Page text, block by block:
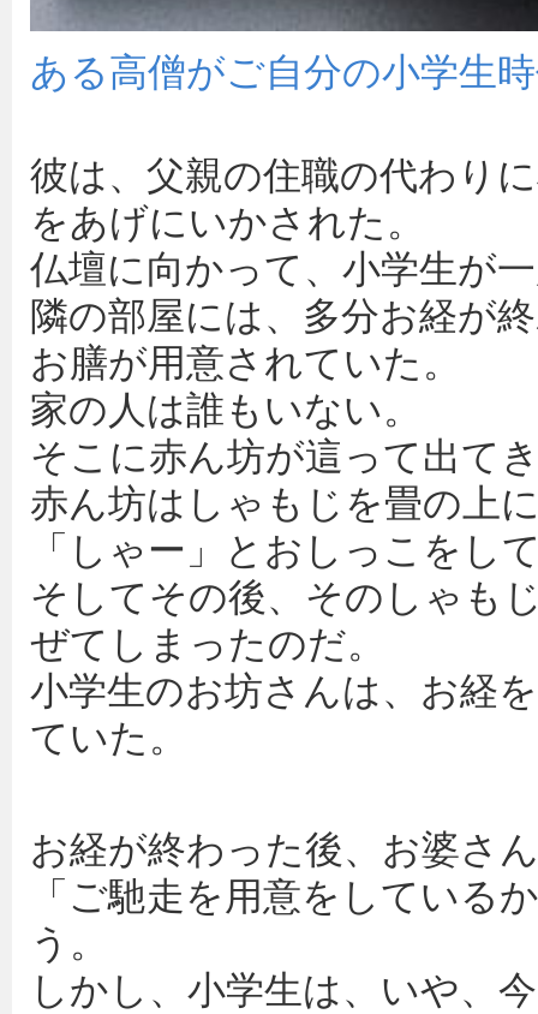
ある高僧がご自分の小学生
彼は、父親の住職の代わり
をあげにいかされた。
仏壇に向かって、小学生が
隣の部屋には、多分お経が
お膳が用意されていた。
家の人は誰もいない。
そこに赤ん坊が這って出て
赤ん坊はしゃもじを畳の上
「しゃー」とおしっこをし
そしてその後、そのしゃも
ぜてしまったのだ。
小学生のお坊さんは、お経
ていた。
お経が終わった後、お婆さ
「ご馳走を用意をしている
う。
しかし、小学生は、いや、